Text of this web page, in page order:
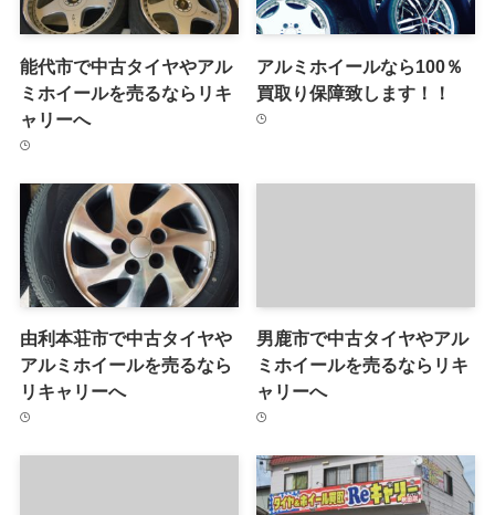
能代市で中古タイヤやアル
ミホイールを売るならリキ
ャリーへ
アルミホイールなら100％
買取り保障致します！！
由利本荘市で中古タイヤや
アルミホイールを売るなら
リキャリーへ
男鹿市で中古タイヤやアル
ミホイールを売るならリキ
ャリーへ